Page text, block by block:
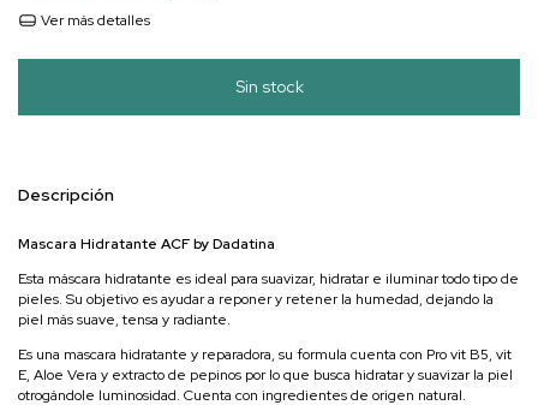
Ver más detalles
Descripción
Mascara Hidratante ACF by Dadatina
Esta máscara hidratante es ideal para suavizar, hidratar e iluminar todo tipo de
pieles. Su objetivo es ayudar a reponer y retener la humedad, dejando la
piel más suave, tensa y radiante.
Es una mascara hidratante y reparadora, su formula cuenta con Pro vit B5, vit
E, Aloe Vera y extracto de pepinos por lo que busca hidratar y suavizar la piel
otrogándole luminosidad. Cuenta con ingredientes de origen natural.